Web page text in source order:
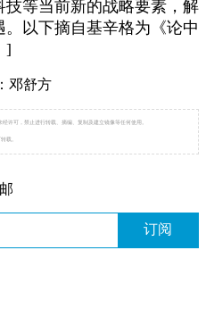
等当前新的战略要素，解
以下摘自基辛格为《论中
]
邓舒方
许可，禁止进行转载、摘编、复制及建立镜像等任何使用。
载。
订阅